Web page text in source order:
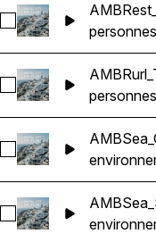
Sélectionnez personnes
Sélectionnez personnes
Sélectionnez
Sélectionnez